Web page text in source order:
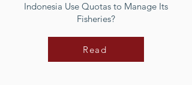
Indonesia Use Quotas to Manage Its
Fisheries?
Read